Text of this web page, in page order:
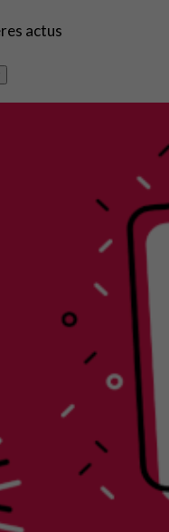
actus